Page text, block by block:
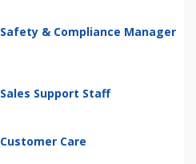
Safety & Compliance Manager
Sales Support Staff
Customer Care